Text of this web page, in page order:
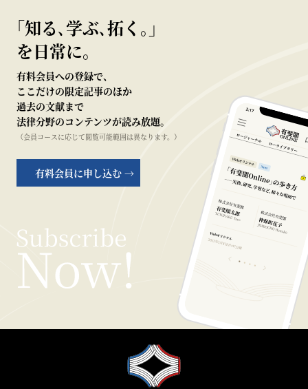
｢知る､学ぶ､拓く｡｣
を日常に。
有料会員への登録で、
ここだけの限定記事のほか
過去の文献まで
法律分野のコンテンツが読み放題。
（会員コースに応じて閲覧可能範囲は異なります。）
有料会員に申し込む →